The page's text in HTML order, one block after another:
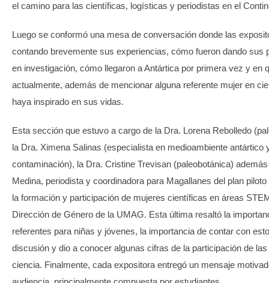
el camino para las científicas, logísticas y periodistas en el
Luego se conformó una mesa de conversación donde las
contando brevemente sus experiencias, cómo fueron dando sus
en investigación, cómo llegaron a Antártica por primera vez y en
actualmente, además de mencionar alguna referente mujer en
haya inspirado en sus vidas.
Esta sección que estuvo a cargo de la Dra. Lorena Rebolledo
la Dra. Ximena Salinas (especialista en medioambiente antártico
contaminación), la Dra. Cristine Trevisan (paleobotánica)
Medina, periodista y coordinadora para Magallanes del plan
la formación y participación de mujeres científicas en áreas
Dirección de Género de la UMAG. Esta última resaltó la
referentes para niñas y jóvenes, la importancia de contar con
discusión y dio a conocer algunas cifras de la participación de
ciencia. Finalmente, cada expositora entregó un mensaje